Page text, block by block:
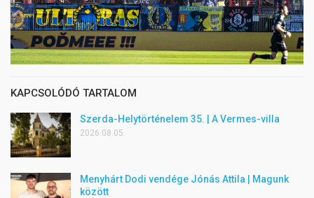
KAPCSOLÓDÓ TARTALOM
Szerda-Helytörténelem 35. | A Vermes-villa
2026.08.05.
Menyhárt Dodi vendége Jónás Attila | Magunk
között